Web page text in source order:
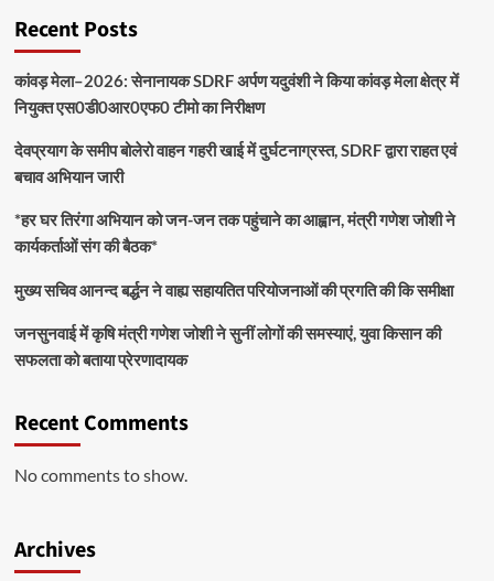
Recent Posts
कांवड़ मेला–2026: सेनानायक SDRF अर्पण यदुवंशी ने किया कांवड़ मेला क्षेत्र में
नियुक्त एस0डी0आर0एफ0 टीमो का निरीक्षण
देवप्रयाग के समीप बोलेरो वाहन गहरी खाई में दुर्घटनाग्रस्त, SDRF द्वारा राहत एवं
बचाव अभियान जारी
*हर घर तिरंगा अभियान को जन-जन तक पहुंचाने का आह्वान, मंत्री गणेश जोशी ने
कार्यकर्ताओं संग की बैठक*
मुख्य सचिव आनन्द बर्द्धन ने वाह्य सहायतित परियोजनाओं की प्रगति की कि समीक्षा
जनसुनवाई में कृषि मंत्री गणेश जोशी ने सुनीं लोगों की समस्याएं, युवा किसान की
सफलता को बताया प्रेरणादायक
Recent Comments
No comments to show.
Archives